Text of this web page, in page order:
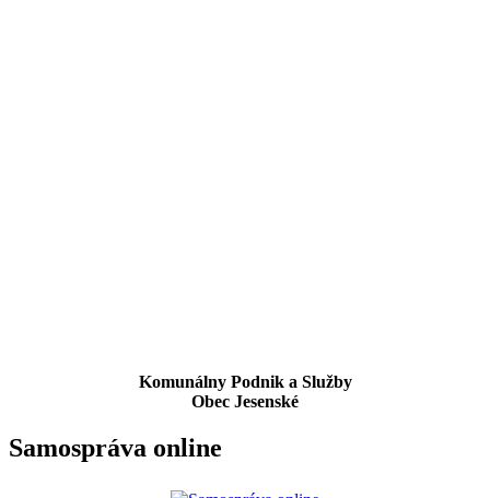
Komunálny Podnik a Služby
Obec Jesenské
Samospráva online